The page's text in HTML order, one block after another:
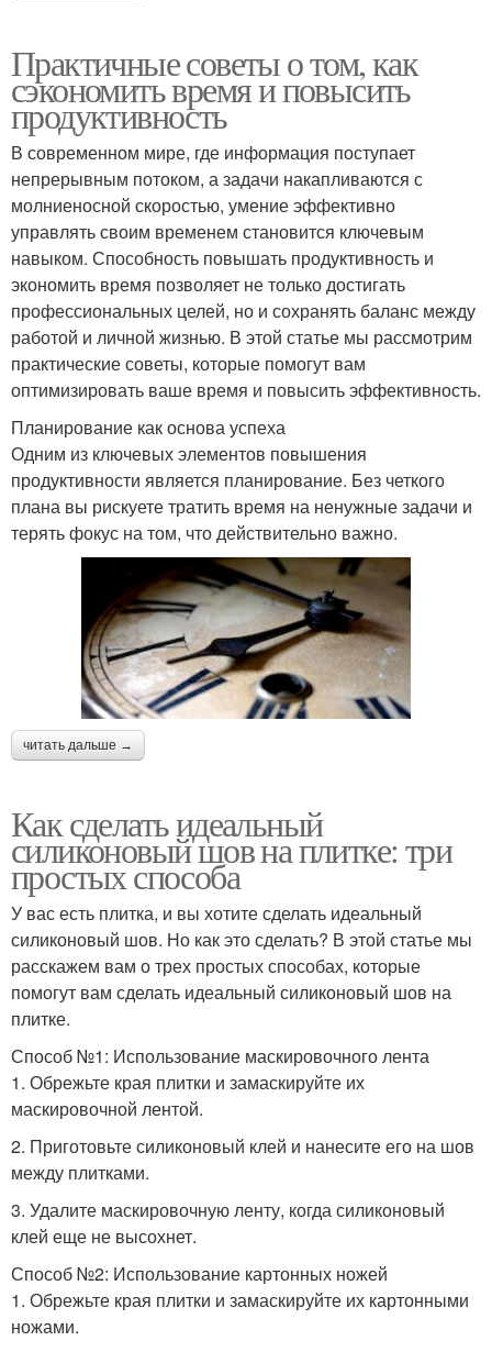
Практичные советы о том, как
сэкономить время и повысить
продуктивность
В современном мире, где информация поступает
непрерывным потоком, а задачи накапливаются с
молниеносной скоростью, умение эффективно
управлять своим временем становится ключевым
навыком. Способность повышать продуктивность и
экономить время позволяет не только достигать
профессиональных целей, но и сохранять баланс между
работой и личной жизнью. В этой статье мы рассмотрим
практические советы, которые помогут вам
оптимизировать ваше время и повысить эффективность.
Планирование как основа успеха
Одним из ключевых элементов повышения
продуктивности является планирование. Без четкого
плана вы рискуете тратить время на ненужные задачи и
терять фокус на том, что действительно важно.
читать дальше →
Как сделать идеальный
силиконовый шов на плитке: три
простых способа
У вас есть плитка, и вы хотите сделать идеальный
силиконовый шов. Но как это сделать? В этой статье мы
расскажем вам о трех простых способах, которые
помогут вам сделать идеальный силиконовый шов на
плитке.
Способ №1: Использование маскировочного лента
1. Обрежьте края плитки и замаскируйте их
маскировочной лентой.
2. Приготовьте силиконовый клей и нанесите его на шов
между плитками.
3. Удалите маскировочную ленту, когда силиконовый
клей еще не высохнет.
Способ №2: Использование картонных ножей
1. Обрежьте края плитки и замаскируйте их картонными
ножами.